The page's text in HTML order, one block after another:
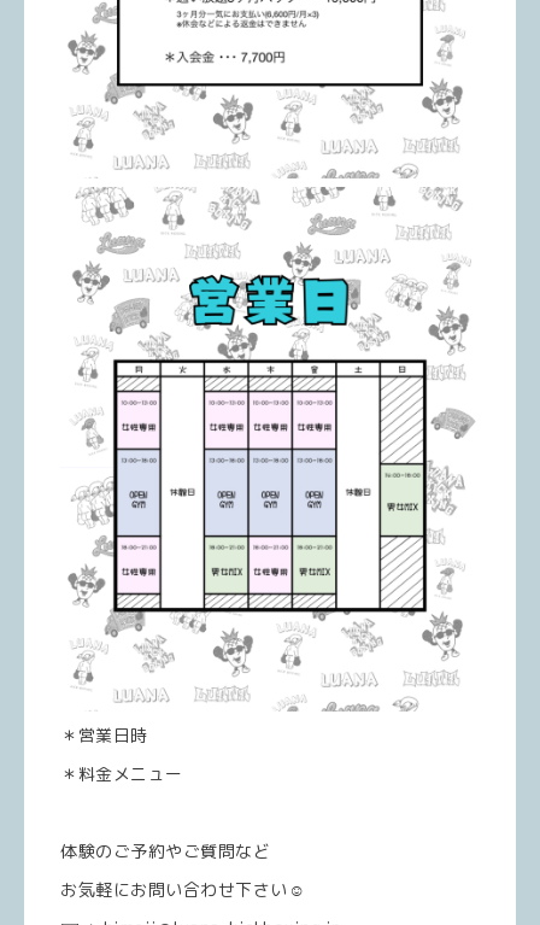
＊営業日時
＊料金メニュー
体験のご予約やご質問など
お気軽にお問い合わせ下さい☺️